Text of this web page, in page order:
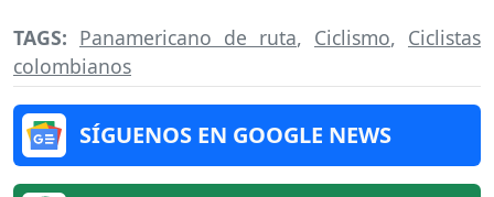
TAGS: Panamericano de ruta, Ciclismo, Ciclistas
colombianos
SÍGUENOS EN GOOGLE NEWS